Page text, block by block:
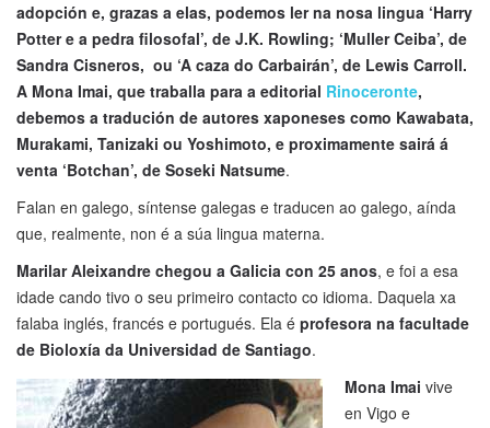
adopción e, grazas a elas, podemos ler na nosa lingua ‘Harry
Potter e a pedra filosofal’, de J.K. Rowling; ‘Muller Ceiba’, de
Sandra Cisneros, ou ‘A caza do Carbairán’, de Lewis Carroll.
A Mona Imai, que traballa para a editorial Rinoceronte,
debemos a tradución de autores xaponeses como Kawabata,
Murakami, Tanizaki ou Yoshimoto, e proximamente sairá á
venta ‘Botchan’, de Soseki Natsume.
Falan en galego, síntense galegas e traducen ao galego, aínda
que, realmente, non é a súa lingua materna.
Marilar Aleixandre chegou a Galicia con 25 anos, e foi a esa
idade cando tivo o seu primeiro contacto co idioma. Daquela xa
falaba inglés, francés e portugués. Ela é profesora na facultade
de Bioloxía da Universidad de Santiago.
Mona Imai vive
en Vigo e